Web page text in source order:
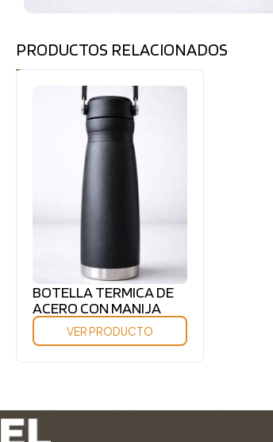
PRODUCTOS RELACIONADOS
BOTELLA TERMICA DE
ACERO CON MANIJA
VER PRODUCTO